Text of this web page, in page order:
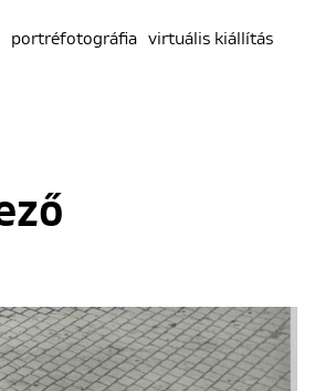
portréfotográfia virtuális kiállítás